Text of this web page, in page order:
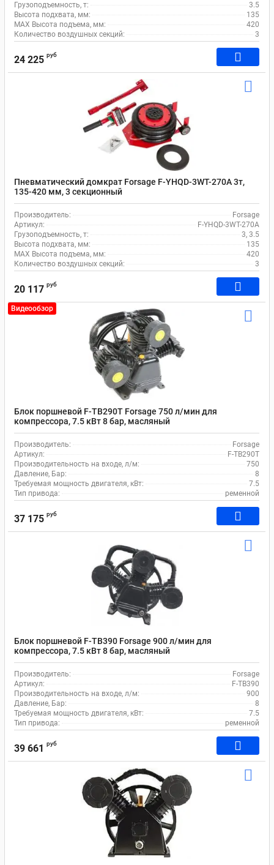
Грузоподъемность, т:
3.5
Высота подхвата, мм:
135
MAX Высота подъема, мм:
420
Количество воздушных секций:
3
24 225 руб
Пневматический домкрат Forsage F-YHQD-3WT-270A 3т,
135-420 мм, 3 секционный
Производитель:
Forsage
Артикул:
F-YHQD-3WT-270A
Грузоподъемность, т:
3, 3.5
Высота подхвата, мм:
135
MAX Высота подъема, мм:
420
Количество воздушных секций:
3
20 117 руб
Видеообзор
Блок поршневой F-TB290T Forsage 750 л/мин для
компрессора, 7.5 кВт 8 бар, масляный
Производитель:
Forsage
Артикул:
F-TB290T
Производительность на входе, л/м:
750
Давление, Бар:
8
Требуемая мощность двигателя, кВт:
7.5
Тип привода:
ременной
37 175 руб
Блок поршневой F-TB390 Forsage 900 л/мин для
компрессора, 7.5 кВт 8 бар, масляный
Производитель:
Forsage
Артикул:
F-TB390
Производительность на входе, л/м:
900
Давление, Бар:
8
Требуемая мощность двигателя, кВт:
7.5
Тип привода:
ременной
39 661 руб